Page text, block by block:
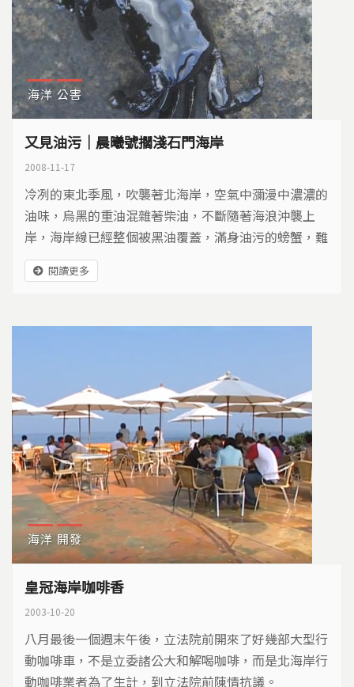
海洋 公害
又見油污｜晨曦號擱淺石門海岸
2008-11-17
冷冽的東北季風，吹襲著北海岸，空氣中瀰漫中濃濃的
油味，烏黑的重油混雜著柴油，不斷隨著海浪沖襲上
岸，海岸線已經整個被黑油覆蓋，滿身油污的螃蟹，難
以在油海中脫身，這樣的場景，你我並不陌生，海洋油
污事件，又再次在台灣北部的石門海岸上演…
閱讀更多
海洋 開發
皇冠海岸咖啡香
2003-10-20
八月最後一個週末午後，立法院前開來了好幾部大型行
動咖啡車，不是立委諸公大和解喝咖啡，而是北海岸行
動咖啡業者為了生計，到立法院前陳情抗議。